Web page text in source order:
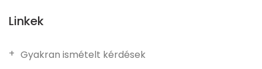
Linkek
Gyakran ismételt kérdések